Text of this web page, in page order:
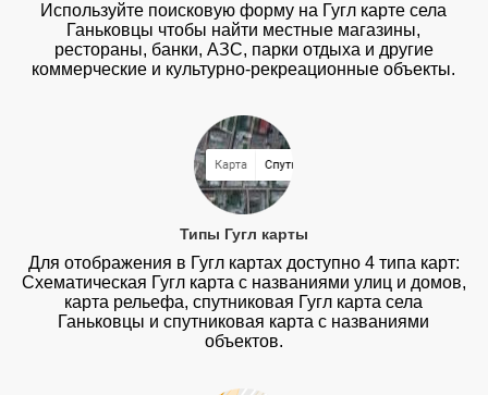
Используйте поисковую форму на Гугл карте села
Ганьковцы чтобы найти местные магазины,
рестораны, банки, АЗС, парки отдыха и другие
коммерческие и культурно-рекреационные объекты.
Типы Гугл карты
Для отображения в Гугл картах доступно 4 типа карт:
Схематическая Гугл карта с названиями улиц и домов,
карта рельефа, спутниковая Гугл карта села
Ганьковцы и спутниковая карта с названиями
объектов.